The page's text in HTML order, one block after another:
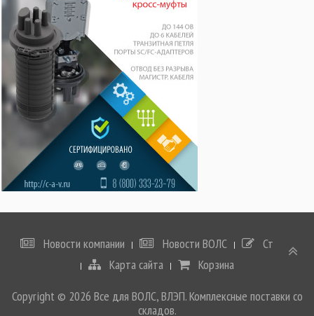
Новости компании Новости ВОЛС
Статьи
Карта сайта
Корзина
Copyright © 2026 Все для ВОЛС, ВЛЭП. Комплексные поставки со
складов.